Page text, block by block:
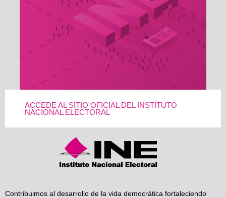
ACCEDE AL SITIO OFICIAL DEL INSTITUTO
NACIONAL ELECTORAL
Contribuimos al desarrollo de la vida democrática fortaleciendo